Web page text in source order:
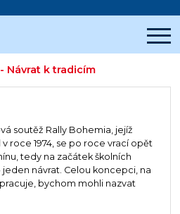
- Návrat k tradicím
soutěž Rally Bohemia, jejíž
roce 1974, se po roce vrací opět
tedy na začátek školních
návrat. Celou koncepci, na
bychom mohli nazvat